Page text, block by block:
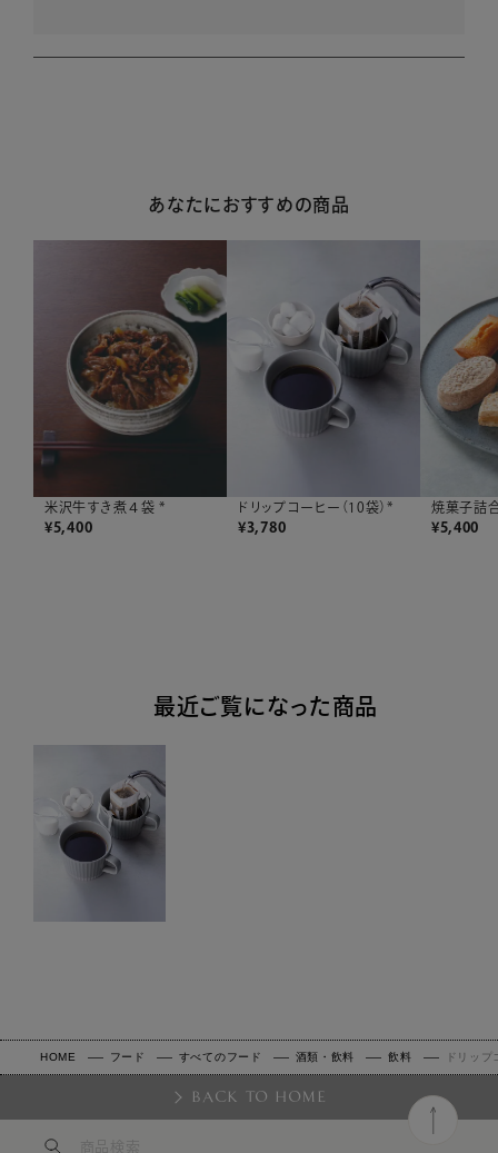
あなたにおすすめの商品
米沢牛すき煮４袋 *
¥5,400
ドリップコーヒー（10袋）*
¥3,780
焼菓子詰
¥5,400
最近ご覧になった商品
HOME フード すべてのフード 酒類・飲料 飲料 ドリッ
BACK TO HOME